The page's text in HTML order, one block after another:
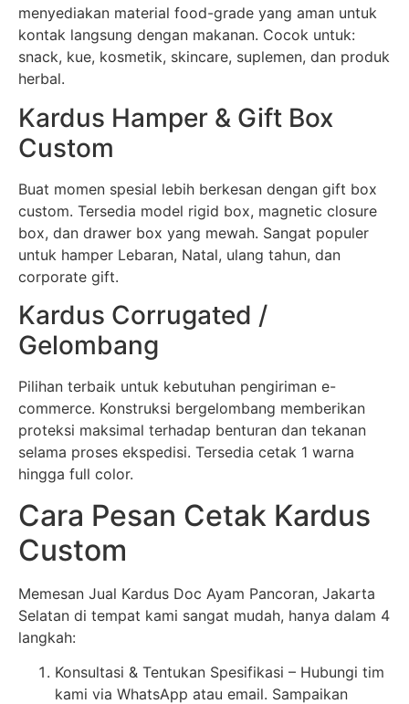
menyediakan material food-grade yang aman untuk
kontak langsung dengan makanan. Cocok untuk:
snack, kue, kosmetik, skincare, suplemen, dan produk
herbal.
Kardus Hamper & Gift Box
Custom
Buat momen spesial lebih berkesan dengan gift box
custom. Tersedia model rigid box, magnetic closure
box, dan drawer box yang mewah. Sangat populer
untuk hamper Lebaran, Natal, ulang tahun, dan
corporate gift.
Kardus Corrugated /
Gelombang
Pilihan terbaik untuk kebutuhan pengiriman e-
commerce. Konstruksi bergelombang memberikan
proteksi maksimal terhadap benturan dan tekanan
selama proses ekspedisi. Tersedia cetak 1 warna
hingga full color.
Cara Pesan Cetak Kardus
Custom
Memesan Jual Kardus Doc Ayam Pancoran, Jakarta
Selatan di tempat kami sangat mudah, hanya dalam 4
langkah:
Konsultasi & Tentukan Spesifikasi – Hubungi tim
kami via WhatsApp atau email. Sampaikan